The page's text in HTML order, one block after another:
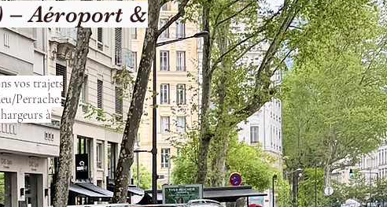
– Aéroport &
vos trajets
Perrache.
à